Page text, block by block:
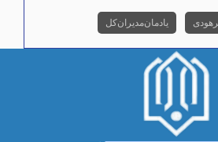
یادمان مدیران کل